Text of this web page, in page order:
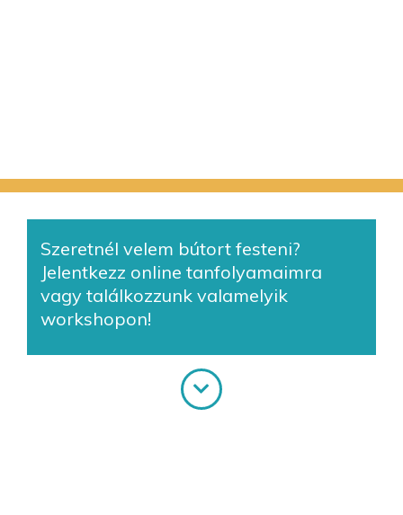
Szeretnél velem bútort festeni?
Jelentkezz online tanfolyamaimra
vagy találkozzunk valamelyik
workshopon!